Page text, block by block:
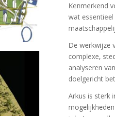
Kenmerkend
wat
De werkwijze
complexe,
analyseren
doelgericht
Arkus is sterk